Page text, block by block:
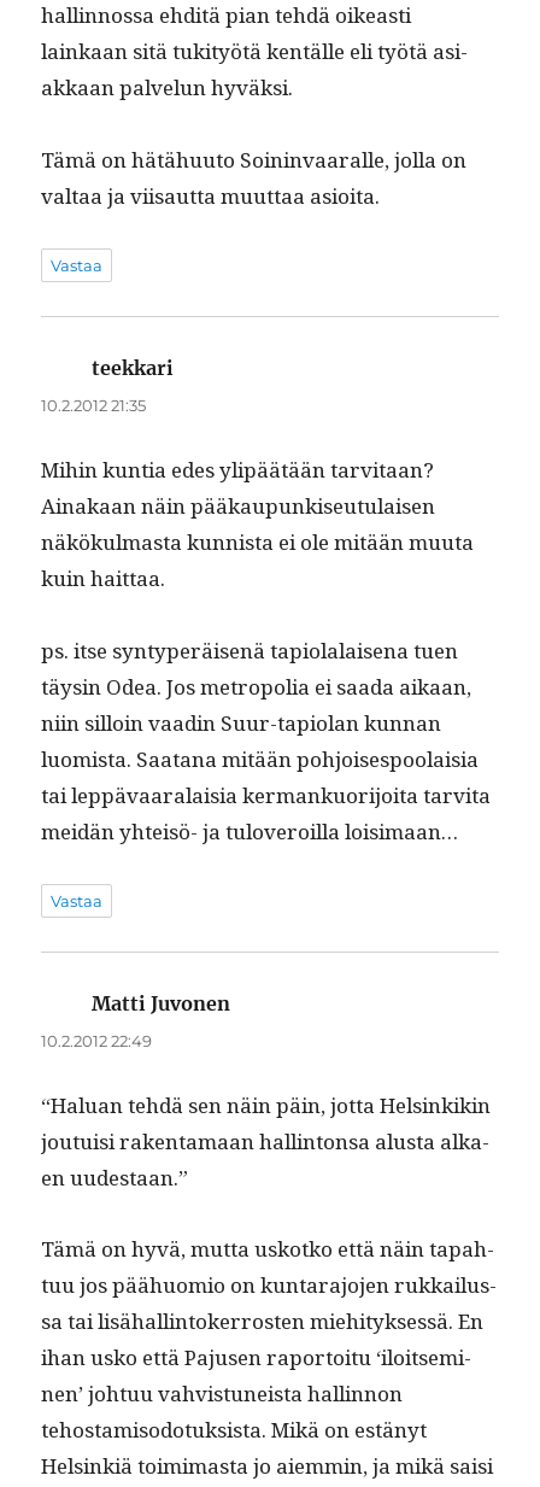
hallinnos­sa ehditä pian tehdä oikeasti
lainkaan sitä tuk­i­työtä ken­tälle eli työtä asi­
akkaan palvelun hyväksi.
Tämä on hätähu­u­to Soin­in­vaar­alle, jol­la on
val­taa ja viisaut­ta muut­taa asioita.
Vastaa
teekkari
10.2.2012 21:35
Mihin kun­tia edes ylipäätään tarvi­taan?
Ainakaan näin pääkaupunkiseu­tu­laisen
näkökul­mas­ta kun­nista ei ole mitään muu­ta
kuin haittaa.
ps. itse syn­type­r­äisenä tapi­o­lalaise­na tuen
täysin Odea. Jos metropo­lia ei saa­da aikaan,
niin sil­loin vaadin Suur-tapi­olan kun­nan
luomista. Saatana mitään pohjois­espoolaisia
tai lep­pä­vaar­alaisia ker­mankuori­joi­ta tarvi­ta
mei­dän yhteisö- ja tuloveroil­la loisimaan…
Vastaa
Matti Juvonen
10.2.2012 22:49
“Halu­an tehdä sen näin päin, jot­ta Helsinkikin
jou­tu­isi rak­en­ta­maan hallinton­sa alus­ta alka­
en uudestaan.”
Tämä on hyvä, mut­ta uskotko että näin tapah­
tuu jos päähuomio on kun­tara­jo­jen rukkailus­
sa tai lisähallintok­er­rosten miehi­tyk­sessä. En
ihan usko että Pajusen rapor­toitu ‘iloit­sem­i­
nen’ johtuu vahvis­tuneista hallinnon
tehostamisodotuk­sista. Mikä on estänyt
Helsinkiä toim­i­mas­ta jo aiem­min, ja mikä saisi